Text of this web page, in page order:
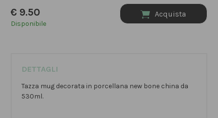
€ 9.50
Disponibile
Acquista
DETTAGLI
Tazza mug decorata in porcellana new bone china da
530ml.